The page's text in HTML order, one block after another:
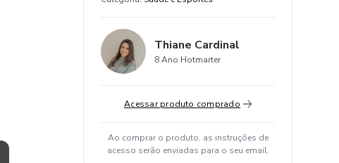
Thiane Cardinal
8 Ano Hotmarter
Acessar produto comprado
Ao comprar o produto, as instruções de
acesso serão enviadas para o seu email.